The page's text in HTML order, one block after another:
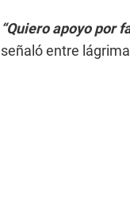
“Quiero apoyo por
señaló entre